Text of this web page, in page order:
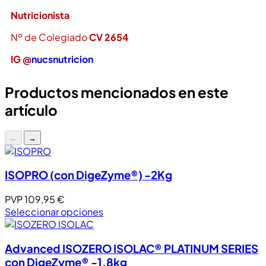
Nutricionista
Nº de ColegiadoCV 2654
IG @nucsnutricion
Productos mencionados en este
artículo
← →
ISOPRO (con DigeZyme®) -2Kg
PVP109,95€
Seleccionar opciones
Advanced ISOZERO ISOLAC® PLATINUM SERIES
con DigeZyme® -1,8kg